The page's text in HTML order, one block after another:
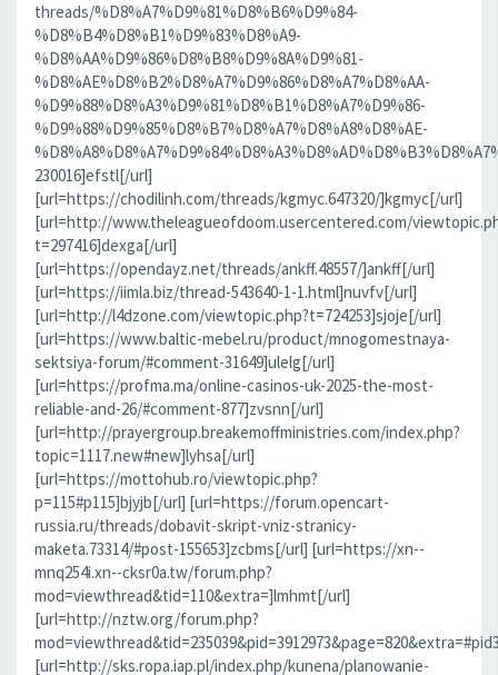
threads/%D8%A7%D9%81%D8%B6%D9%84-
%D8%B4%D8%B1%D9%83%D8%A9-
%D8%AA%D9%86%D8%B8%D9%8A%D9%81-
%D8%AE%D8%B2%D8%A7%D9%86%D8%A7%D8%AA-
%D9%88%D8%A3%D9%81%D8%B1%D8%A7%D9%86-
%D9%88%D9%85%D8%B7%D8%A7%D8%A8%D8%AE-
230016]efstl[/url]
[url=https://chodilinh.com/threads/kgmyc.647320/]kgmyc[/url]
[url=http://www.theleagueofdoom.usercentered.com/
t=297416]dexga[/url]
[url=https://opendayz.net/threads/ankff.48557/]ankff[/url]
[url=https://iimla.biz/thread-543640-1-1.html]nuvfv[/url]
[url=http://l4dzone.com/viewtopic.php?t=724253]sjoje[/url]
[url=https://www.baltic-mebel.ru/product/mnogomestnaya-
sektsiya-forum/#comment-31649]ulelg[/url]
[url=https://profma.ma/online-casinos-uk-2025-the-most-
reliable-and-26/#comment-877]zvsnn[/url]
[url=http://prayergroup.breakemoffministries.com/index.php?
topic=1117.new#new]lyhsa[/url]
[url=https://mottohub.ro/viewtopic.php?
p=115#p115]bjyjb[/url] [url=https://forum.opencart-
russia.ru/threads/dobavit-skript-vniz-stranicy-
maketa.73314/#post-155653]zcbms[/url] [url=https://xn--
mnq254i.xn--cksr0a.tw/forum.php?
mod=viewthread&tid=110&extra=]lmhmt[/url]
[url=http://nztw.org/forum.php?
[url=http://sks.ropa.iap.pl/index.php/kunena/planowanie-